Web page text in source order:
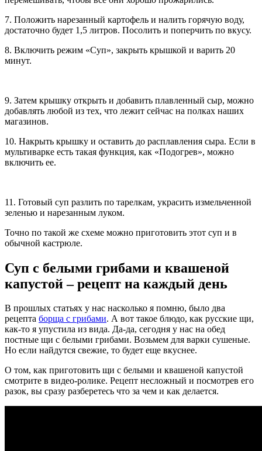
7. Положить нарезанный картофель и налить горячую воду,
достаточно будет 1,5 литров. Посолить и поперчить по вкусу.
8. Включить режим «Суп», закрыть крышкой и варить 20
минут.
9. Затем крышку открыть и добавить плавленный сыр, можно
добавлять любой из тех, что лежит сейчас на полках наших
магазинов.
10. Накрыть крышку и оставить до расплавления сыра. Если в
мультиварке есть такая функция, как «Подогрев», можно
включить ее.
11. Готовый суп разлить по тарелкам, украсить измельченной
зеленью и нарезанным луком.
Точно по такой же схеме можно приготовить этот суп и в
обычной кастрюле.
Суп с белыми грибами и квашеной
капустой – рецепт на каждый день
В прошлых статьях у нас насколько я помню, было два
рецепта борща с грибами. А вот такое блюдо, как русские щи,
как-то я упустила из вида. Да-да, сегодня у нас на обед
постные щи с белыми грибами. Возьмем для варки сушеные.
Но если найдутся свежие, то будет еще вкуснее.
О том, как приготовить щи с белыми и квашеной капустой
смотрите в видео-ролике. Рецепт несложный и посмотрев его
разок, вы сразу разберетесь что за чем и как делается.